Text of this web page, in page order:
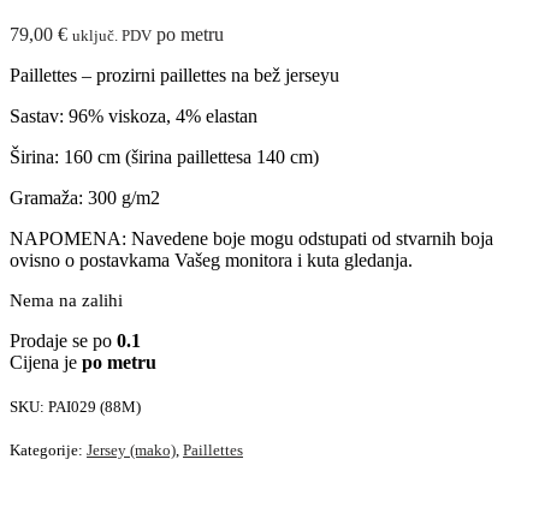
79,00 € uključ. PDV po metru
Paillettes – prozirni paillettes na bež jerseyu
Sastav: 96% viskoza, 4% elastan
Širina: 160 cm (širina paillettesa 140 cm)
Gramaža: 300 g/m2
NAPOMENA: Navedene boje mogu odstupati od stvarnih boja
ovisno o postavkama Vašeg monitora i kuta gledanja.
Nema na zalihi
Prodaje se po 0.1
Cijena je po metru
SKU: PAI029 (88M)
Kategorije: Jersey (mako), Paillettes